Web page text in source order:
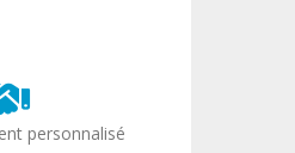
personnalisé